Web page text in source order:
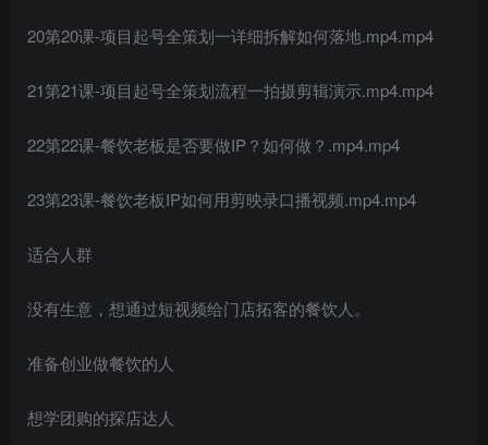
20第20课-项目起号全策划一详细拆解如何落地.mp4.mp4
21第21课-项目起号全策划流程一拍摄剪辑演示.mp4.mp4
22第22课-餐饮老板是否要做IP？如何做？.mp4.mp4
23第23课-餐饮老板IP如何用剪映录口播视频.mp4.mp4
适合人群
没有生意，想通过短视频给门店拓客的餐饮人。
准备创业做餐饮的人
想学团购的探店达人